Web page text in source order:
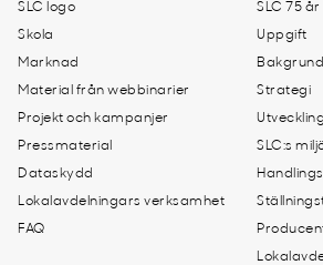
SLC logo
Skola
Marknad
Material från webbinarier
Projekt och kampanjer
Pressmaterial
Dataskydd
Lokalavdelningars verksamhet
FAQ
SLC 75 år
Uppgift
Bakgrund
Strategi
SLC:s